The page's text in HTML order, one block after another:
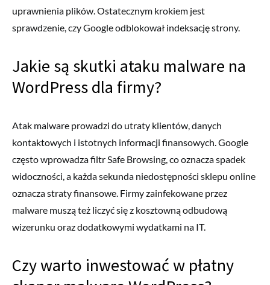
uprawnienia plików. Ostatecznym krokiem jest
sprawdzenie, czy Google odblokował indeksację strony.
Jakie są skutki ataku malware na
WordPress dla firmy?
Atak malware prowadzi do utraty klientów, danych
kontaktowych i istotnych informacji finansowych. Google
często wprowadza filtr Safe Browsing, co oznacza spadek
widoczności, a każda sekunda niedostępności sklepu online
oznacza straty finansowe. Firmy zainfekowane przez
malware muszą też liczyć się z kosztowną odbudową
wizerunku oraz dodatkowymi wydatkami na IT.
Czy warto inwestować w płatny